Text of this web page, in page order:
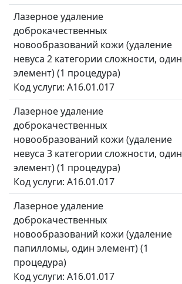
Лазерное удаление
доброкачественных
новообразований кожи (удаление
невуса 2 категории сложности, один
элемент) (1 процедура)
Код услуги: A16.01.017
Лазерное удаление
доброкачественных
новообразований кожи (удаление
невуса 3 категории сложности, один
элемент) (1 процедура)
Код услуги: A16.01.017
Лазерное удаление
доброкачественных
новообразований кожи (удаление
папилломы, один элемент) (1
процедура)
Код услуги: A16.01.017